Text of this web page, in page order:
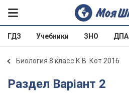
ГДЗ Учебники ЗНО ДПА
Биология 8 класс К.В. Кот 2016
Раздел Варіант 2